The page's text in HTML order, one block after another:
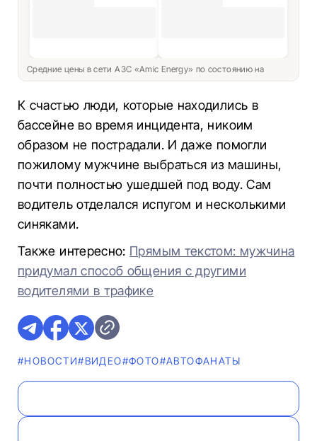
Средние цены в сети АЗС «Amic Energy» по состоянию на
К счастью люди, которые находились в
бассейне во время инцидента, никоим
образом не пострадали. И даже помогли
пожилому мужчине выбраться из машины,
почти полностью ушедшей под воду. Сам
водитель отделался испугом и несколькими
синяками.
Также интересно: Прямым текстом: мужчина
придумал способ общения с другими
водителями в трафике
#НОВОСТИ#ВИДЕО#ФОТО#AВТОФАНАТЫ